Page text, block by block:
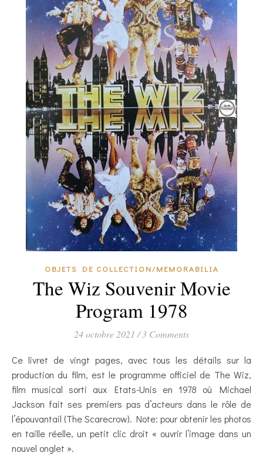
OBJETS DE COLLECTION/MEMORABILIA
The Wiz Souvenir Movie
Program 1978
24 octobre 2021 /3 Comments
Ce livret de vingt pages, avec tous les détails sur la
production du film, est le programme officiel de The Wiz,
film musical sorti aux Etats-Unis en 1978 où Michael
Jackson fait ses premiers pas d’acteurs dans le rôle de
l’épouvantail (The Scarecrow). Note: pour obtenir les photos
en taille réelle, un petit clic droit « ouvrir l’image dans un
nouvel onglet ».